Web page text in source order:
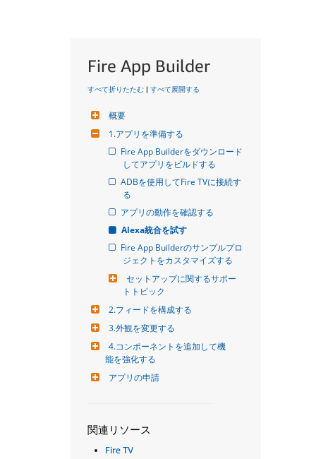
Fire App Builder
すべて折りたたむ | すべて展開する
概要
1.アプリを準備する
Fire App Builderをダウンロード
してアプリをビルドする
ADBを使用してFire TVに接続す
る
アプリの動作を確認する
Alexa統合を試す
Fire App Builderのサンプルプロ
ジェクトをカスタマイズする
セットアップに関するサポー
トトピック
2.フィードを構成する
3.外観を変更する
4.コンポーネントを追加して機
能を強化する
アプリの申請
関連リソース
Fire TV